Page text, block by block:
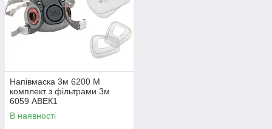
Напівмаска 3м 6200 М
комплект з фільтрами 3м
6059 АВЕК1
В наявності